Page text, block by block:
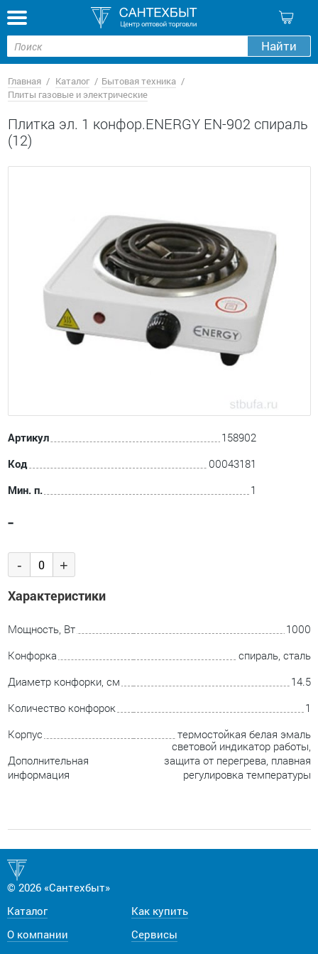
Найти
Главная Каталог
Бытовая техника
Плиты газовые и электрические
Плитка эл. 1 конфор.ENERGY EN-902 спираль
(12)
Артикул
158902
Код
00043181
Мин. п.
1
-
- +
Характеристики
Мощность, Вт
1000
Конфорка
спираль, сталь
Диаметр конфорки, см
14.5
Количество конфорок
1
Корпус
термостойкая белая эмаль
Дополнительная
информация
световой индикатор работы,
защита от перегрева, плавная
регулировка температуры
© 2026 «Сантехбыт»
Каталог
О компании
Как купить
Сервисы